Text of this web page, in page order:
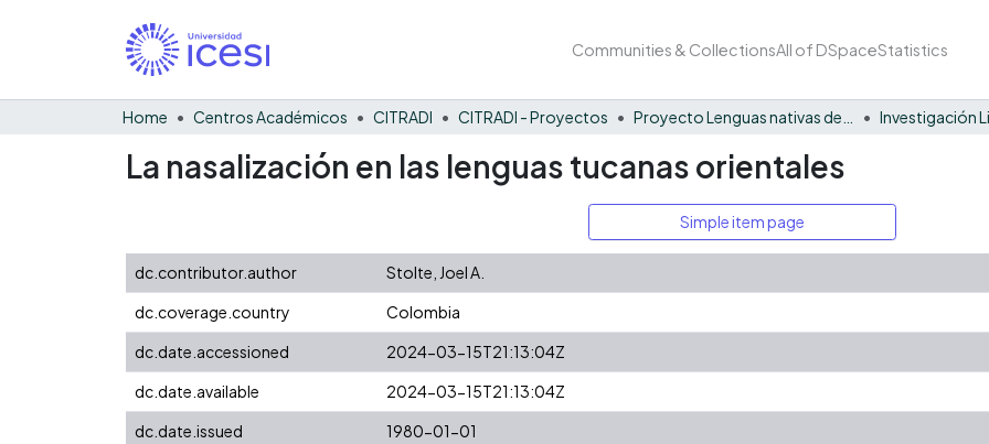
Communities & CollectionsAll of DSpaceStatistics
Home Centros Académicos CITRADI CITRADI - Proyectos Investigación
La nasalización en las lenguas tucanas orientales
Simple item page
dc.contributor.author
Stolte, Joel A.
dc.coverage.country
Colombia
dc.date.accessioned
2024-03-15T21:13:04Z
dc.date.available
2024-03-15T21:13:04Z
dc.date.issued
1980-01-01